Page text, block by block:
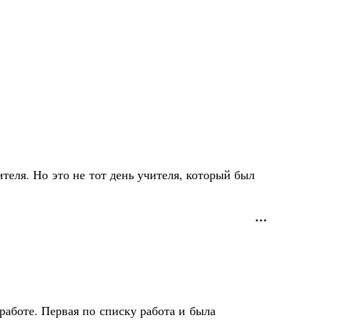
Но это не тот день учителя, который был
Первая по списку работа и была